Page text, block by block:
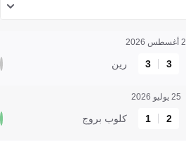
2 أغسطس 2026
3
3 رين
25 يوليو 2026
2
1 كلوب بروج